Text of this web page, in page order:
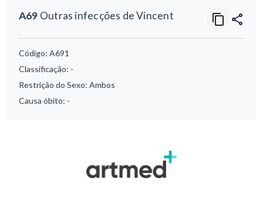
A69 Outras infecções de Vincent
Código: A691
Classificação: -
Restrição do Sexo: Ambos
Causa óbito: -